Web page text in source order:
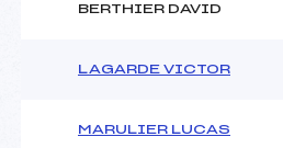
BERTHIER DAVID
LAGARDE VICTOR
MARULIER LUCAS